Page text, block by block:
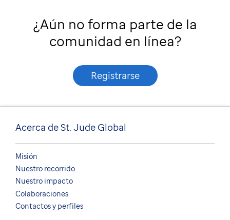
¿Aún no forma parte de la
comunidad en línea?
Registrarse
Acerca de St. Jude Global
Misión
Nuestro recorrido
Nuestro impacto
Colaboraciones
Contactos y perfiles